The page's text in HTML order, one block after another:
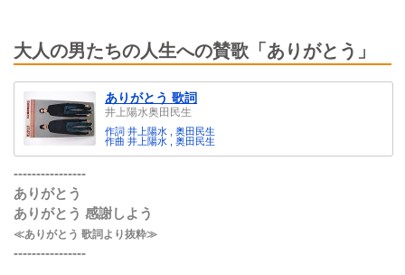
大人の男たちの人生への賛歌「ありがとう」
ありがとう 歌詞
井上陽水奥田民生
作詞 井上陽水 , 奥田民生
作曲 井上陽水 , 奥田民生
----------------
ありがとう
ありがとう 感謝しよう
≪ありがとう 歌詞より抜粋≫
----------------